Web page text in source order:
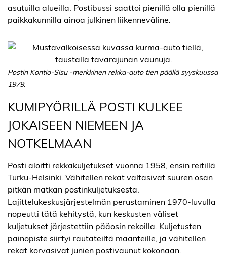
asutuilla alueilla. Postibussi saattoi pienillä olla pienillä
paikkakunnilla ainoa julkinen liikenneväline.
Postin Kontio-Sisu -merkkinen rekka-auto tien päällä syyskuussa
1979.
KUMIPYÖRILLÄ POSTI KULKEE
JOKAISEEN NIEMEEN JA
NOTKELMAAN
Posti aloitti rekkakuljetukset vuonna 1958, ensin reitillä
Turku-Helsinki. Vähitellen rekat valtasivat suuren osan
pitkän matkan postinkuljetuksesta.
L ajittelukeskusjärjestelmän perustaminen 1970-luvulla
nopeutti tätä kehitystä, kun keskusten väliset
kuljetukset järjestettiin pääosin rekoilla. Kuljetusten
painopiste siirtyi rautateiltä maanteille, ja vähitellen
rekat korvasivat junien postivaunut kokonaan.